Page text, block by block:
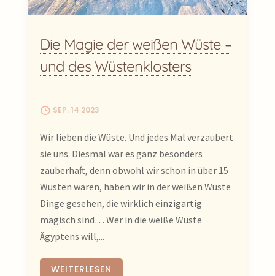
Die Magie der weißen Wüste –
und des Wüstenklosters
SEP. 14 2023
Wir lieben die Wüste. Und jedes Mal verzaubert
sie uns. Diesmal war es ganz besonders
zauberhaft, denn obwohl wir schon in über 15
Wüsten waren, haben wir in der weißen Wüste
Dinge gesehen, die wirklich einzigartig
magisch sind… Wer in die weiße Wüste
Ägyptens will,...
WEITERLESEN